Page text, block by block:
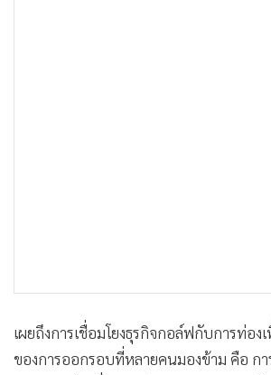
เผยถึงการเชื่อมโยงธุรกิจกอล์ฟกับการท่อง
ของการออกรอบที่หลายคนมองข้าม คือ กา